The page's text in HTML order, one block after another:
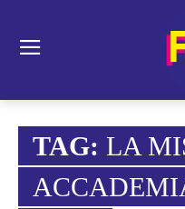
TAG: LA